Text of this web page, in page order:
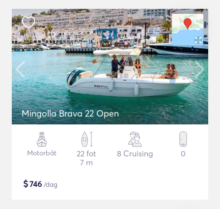
Mingolla Brava 22 Open
Motorbåt
22 fot
7 m
8 Cruising 0
$746 /dag